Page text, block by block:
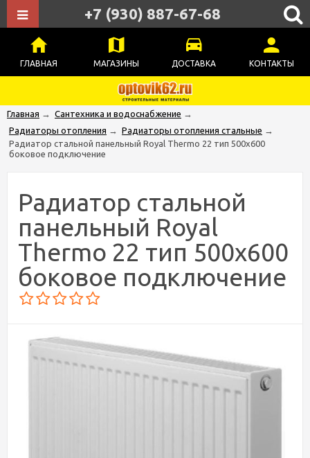
ГЛАВНАЯ МАГАЗИНЫ ДОСТАВКА КОНТАКТЫ
+7 (930) 887-67-68
Главная → Сантехника и водоснабжение →
Радиаторы отопления → Радиаторы отопления стальные →
Радиатор стальной панельный Royal Thermo 22 тип 500x600
боковое подключение
Радиатор стальной
панельный Royal
Thermo 22 тип 500x600
боковое подключение